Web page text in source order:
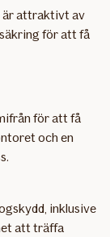
är attraktivt av
för att få
för att få
och en
inklusive
att träffa